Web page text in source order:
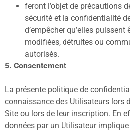
feront l’objet de précautions
sécurité et la confidentialité
d’empêcher qu’elles puissent
modifiées, détruites ou
autorisés.
5. Consentement
La présente politique de
connaissance des Utilisateurs lors
Site ou lors de leur inscription. En
données par un Utilisateur implique